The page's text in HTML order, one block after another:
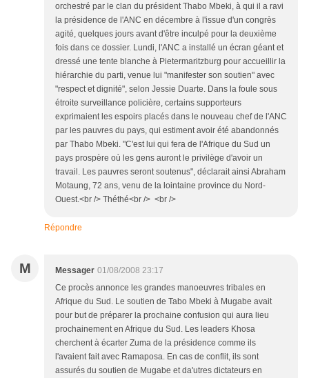
orchestré par le clan du président Thabo Mbeki, à qui il a ravi
la présidence de l'ANC en décembre à l'issue d'un congrès
agité, quelques jours avant d'être inculpé pour la deuxième
fois dans ce dossier. Lundi, l'ANC a installé un écran géant et
dressé une tente blanche à Pietermaritzburg pour accueillir la
hiérarchie du parti, venue lui "manifester son soutien" avec
"respect et dignité", selon Jessie Duarte. Dans la foule sous
étroite surveillance policière, certains supporteurs
exprimaient les espoirs placés dans le nouveau chef de l'ANC
par les pauvres du pays, qui estiment avoir été abandonnés
par Thabo Mbeki. "C'est lui qui fera de l'Afrique du Sud un
pays prospère où les gens auront le privilège d'avoir un
travail. Les pauvres seront soutenus", déclarait ainsi Abraham
Motaung, 72 ans, venu de la lointaine province du Nord-
Ouest.<br /> Théthé<br /> <br />
Répondre
M Messager 01/08/2008 23:17
Ce procès annonce les grandes manoeuvres tribales en
Afrique du Sud. Le soutien de Tabo Mbeki à Mugabe avait
pour but de préparer la prochaine confusion qui aura lieu
prochainement en Afrique du Sud. Les leaders Khosa
cherchent à écarter Zuma de la présidence comme ils
l'avaient fait avec Ramaposa. En cas de conflit, ils sont
assurés du soutien de Mugabe et da'utres dictateurs en